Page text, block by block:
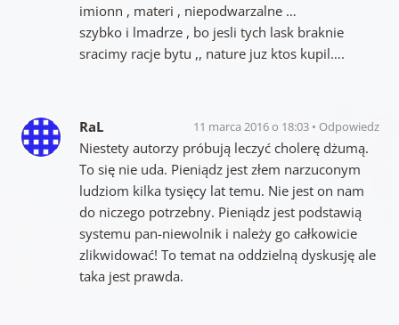
imionn , materi , niepodwarzalne …
szybko i lmadrze , bo jesli tych lask braknie
sracimy racje bytu ,, nature juz ktos kupil….
RaL 11 marca 2016 o 18:03 Odpowiedz
Niestety autorzy próbują leczyć cholerę dżumą.
To się nie uda. Pieniądz jest złem narzuconym
ludziom kilka tysięcy lat temu. Nie jest on nam
do niczego potrzebny. Pieniądz jest podstawią
systemu pan-niewolnik i należy go całkowicie
zlikwidować! To temat na oddzielną dyskusję ale
taka jest prawda.